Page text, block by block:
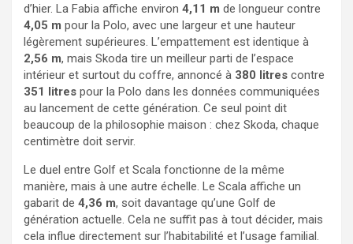
d’hier. La Fabia affiche environ 4,11 m de longueur contre
4,05 m pour la Polo, avec une largeur et une hauteur
légèrement supérieures. L’empattement est identique à
2,56 m, mais Skoda tire un meilleur parti de l’espace
intérieur et surtout du coffre, annoncé à 380 litres contre
351 litres pour la Polo dans les données communiquées
au lancement de cette génération. Ce seul point dit
beaucoup de la philosophie maison : chez Skoda, chaque
centimètre doit servir.
Le duel entre Golf et Scala fonctionne de la même
manière, mais à une autre échelle. Le Scala affiche un
gabarit de 4,36 m, soit davantage qu’une Golf de
génération actuelle. Cela ne suffit pas à tout décider, mais
cela influe directement sur l’habitabilité et l’usage familial.